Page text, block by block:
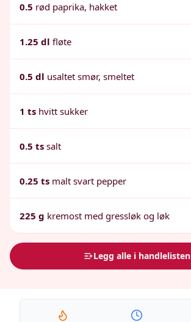
0.5 rød paprika, hakket
1.25 dl fløte
0.5 dl usaltet smør, smeltet
1 ts hvitt sukker
0.5 ts salt
0.25 ts malt svart pepper
225 g kremost med gressløk og løk
Legg alle i handlelisten